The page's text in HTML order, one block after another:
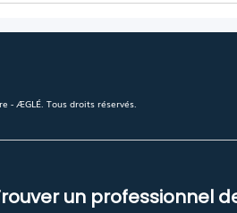
- ÆGLÉ. Tous droits réservés.
un professionnel